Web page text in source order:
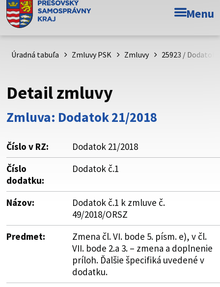
Doména psk.sk je oficiálna
Toto je oficiálna webová stránka Prešovského
psk.sk.
Buďte pozorní a vždy sa uistite, že zdieľate informácie iba
cez zabezpečenú webovú stránku. Zabezpečená stránka
vždy začína https:// pred názvom domény webového sídla.
Menu
Úradná tabuľa Zmluvy PSK Zmluvy 25923 / Dodatok
Detail zmluvy
Zmluva: Dodatok 21/2018
Číslo v RZ:
Dodatok 21/2018
Číslo
dodatku:
Dodatok č.1
Názov:
Dodatok č.1 k zmluve č.
49/2018/ORSZ
Predmet:
Zmena čl. VI. bode 5. písm. e), v čl.
VII. bode 2.a 3. – zmena a doplnenie
príloh. Ďalšie špecifiká uvedené v
dodatku.